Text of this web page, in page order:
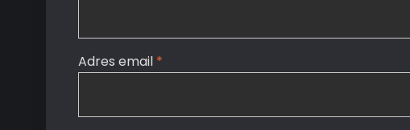
Adres email *